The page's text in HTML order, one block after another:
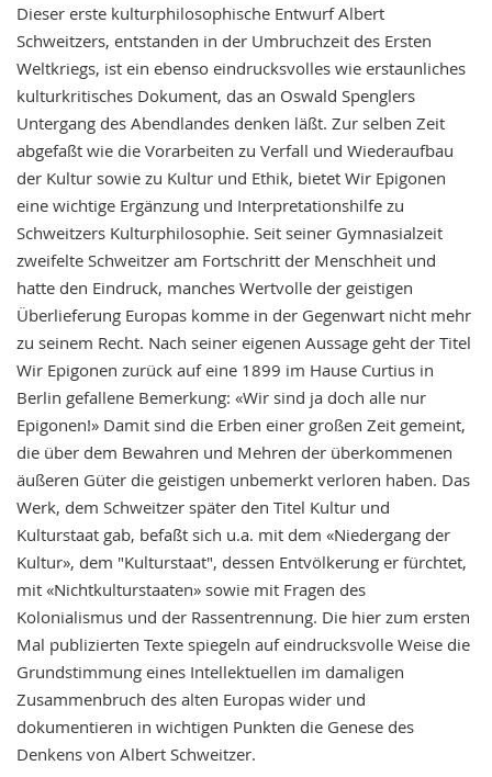
Dieser erste kulturphilosophische Entwurf Albert
Schweitzers, entstanden in der Umbruchzeit des Ersten
Weltkriegs, ist ein ebenso eindrucksvolles wie erstaunliches
kulturkritisches Dokument, das an Oswald Spenglers
Untergang des Abendlandes denken läßt. Zur selben Zeit
abgefaßt wie die Vorarbeiten zu Verfall und Wiederaufbau
der Kultur sowie zu Kultur und Ethik, bietet Wir Epigonen
eine wichtige Ergänzung und Interpretationshilfe zu
Schweitzers Kulturphilosophie. Seit seiner Gymnasialzeit
zweifelte Schweitzer am Fortschritt der Menschheit und
hatte den Eindruck, manches Wertvolle der geistigen
Überlieferung Europas komme in der Gegenwart nicht mehr
zu seinem Recht. Nach seiner eigenen Aussage geht der Titel
Wir Epigonen zurück auf eine 1899 im Hause Curtius in
Berlin gefallene Bemerkung: «Wir sind ja doch alle nur
Epigonen!» Damit sind die Erben einer großen Zeit gemeint,
die über dem Bewahren und Mehren der überkommenen
äußeren Güter die geistigen unbemerkt verloren haben. Das
Werk, dem Schweitzer später den Titel Kultur und
Kulturstaat gab, befaßt sich u.a. mit dem «Niedergang der
Kultur», dem "Kulturstaat", dessen Entvölkerung er fürchtet,
mit «Nichtkulturstaaten» sowie mit Fragen des
Kolonialismus und der Rassentrennung. Die hier zum ersten
Mal publizierten Texte spiegeln auf eindrucksvolle Weise die
Grundstimmung eines Intellektuellen im damaligen
Zusammenbruch des alten Europas wider und
dokumentieren in wichtigen Punkten die Genese des
Denkens von Albert Schweitzer.